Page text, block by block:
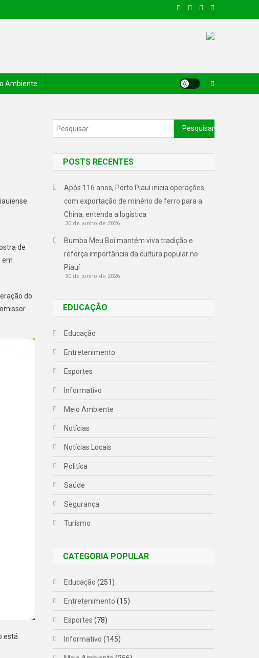
Ambiente
de
em
do
está
POSTS RECENTES
Após 116 anos, Porto Piauí inicia operações
com exportação de minério de ferro para a
China; entenda a logística
30 de junho de 2026
Bumba Meu Boi mantém viva tradição e
reforça importância da cultura popular no
Piauí
30 de junho de 2026
EDUCAÇÃO
Educação
Entretenimento
Esportes
Informativo
Meio Ambiente
Notícias
Notícias Locais
Politíca
Saúde
Segurança
Turismo
CATEGORIA POPULAR
Educação (251)
Entretenimento (15)
Esportes (78)
Informativo (145)